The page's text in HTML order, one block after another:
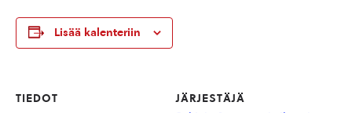
Lisää kalenteriin
TIEDOT
JÄRJESTÄJÄ